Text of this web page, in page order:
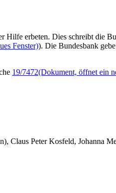
erbeten. Dies schreibt die
Fenster)). Die Bundesbank
19/7472(Dokument, öffnet ein
Claus Peter Kosfeld, Johanna